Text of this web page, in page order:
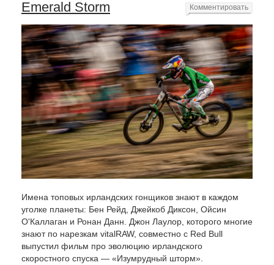
Emerald Storm
Имена топовых ирландских гонщиков знают в каждом
уголке планеты: Бен Рейд, Джейкоб Диксон, Ойсин
О'Каллаган и Ронан Данн. Джон Лаулор, которого многие
знают по нарезкам vitalRAW, совместно с Red Bull
выпустил фильм про эволюцию ирландского
скоростного спуска — «Изумрудный шторм».
Комментировать